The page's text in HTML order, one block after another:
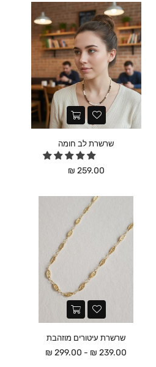
שרשרת לב חומה
מחיר
259.00 ₪
שרשרת עיטורים מוזהבת
239.00 ₪ - 299.00 ₪